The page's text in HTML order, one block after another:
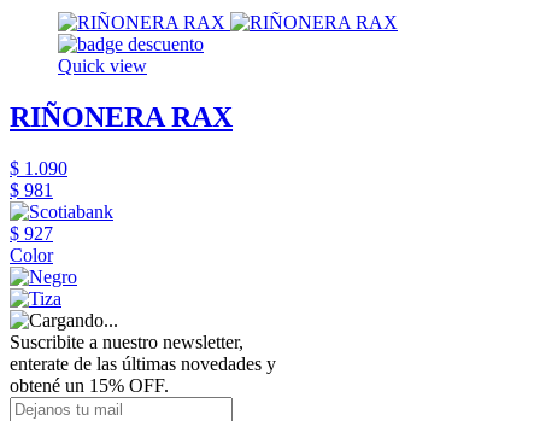
Quick view
RIÑONERA RAX
$ 1.090
$ 981
$ 927
Color
Suscribite a nuestro newsletter,
enterate de las últimas novedades y
obtené un 15% OFF.